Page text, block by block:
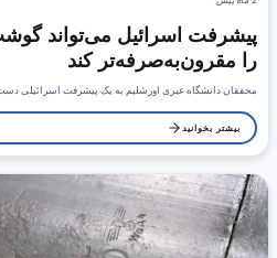
پیشرفت اسرائیل می‌تواند
را مقرون‌به‌صرفه‌تر کند
محققان دانشگاه عبری اورشلیم به یک پیشرفت اسرائیلی دست
بیشتر بخوانید